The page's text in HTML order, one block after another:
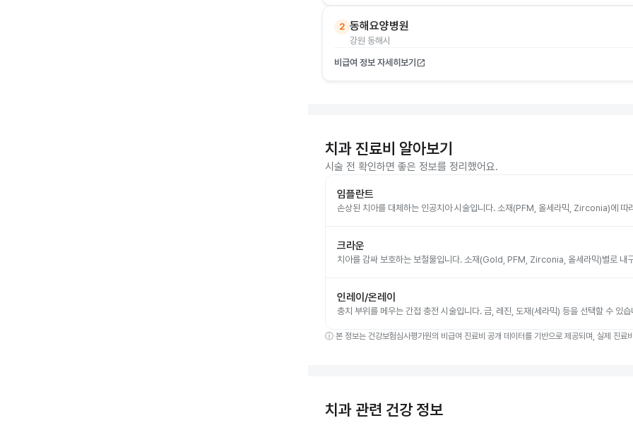
2 동해요양병원
강원 동해시
비급여 정보 자세히보기 open_in_new
치과 진료비 알아보기
시술 전 확인하면 좋은 정보를 정리했어요.
임플란트
손상된 치아를 대체하는 인공치아 시술입니다. 소재(PFM, 올세라믹, Zirconia)에 따
크라운
치아를 감싸 보호하는 보철물입니다. 소재(Gold, PFM, Zirconia, 올세라믹)별로 내
인레이/온레이
충치 부위를 메우는 간접 충전 시술입니다. 금, 레진, 도재(세라믹) 등을 선택할 수 있습
ⓘ 본 정보는 건강보험심사평가원의 비급여 진료비 공개 데이터를 기반으로 제공되며, 실제 진료
치과 관련 건강 정보